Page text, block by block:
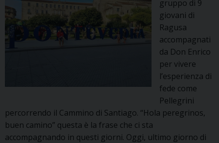
gruppo di 9
giovani di
Ragusa
accompagnati
da Don Enrico
per vivere
l’esperienza di
fede come
Pellegrini
percorrendo il Cammino di Santiago. “Hola peregrinos,
buen camino” questa è la frase che ci sta
accompagnando in questi giorni. Oggi, ultimo giorno di